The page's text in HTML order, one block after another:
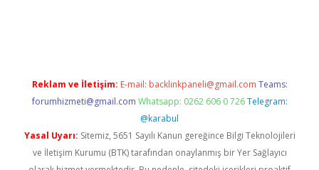
Reklam ve İletişim: E-mail: backlinkpaneli@gmail.com Teams:
forumhizmeti@gmail.com Whatsapp: 0262 606 0 726 Telegram:
@karabul
Yasal Uyarı: Sitemiz, 5651 Sayılı Kanun gereğince Bilgi Teknolojileri
ve İletişim Kurumu (BTK) tarafından onaylanmış bir Yer Sağlayıcı